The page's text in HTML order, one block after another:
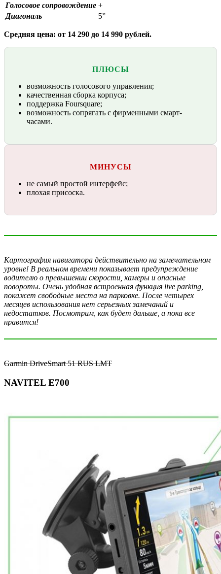
Голосовое сопровождение +
Диагональ
5”
Средняя цена: от 14 290 до 14 990 рублей.
ПЛЮСЫ
возможность голосового управления;
качественная сборка корпуса;
поддержка Foursquare;
возможность сопрягать с фирменными смарт-
часами.
МИНУСЫ
не самый простой интерфейс;
плохая присоска.
Картография навигатора действительно на замечательном
уровне! В реальном времени показывает предупреждение
водителю о превышении скорости, камеры и опасные
повороты. Очень удобная встроенная функция live parking,
покажет свободные места на парковке. После четырех
месяцев использования нет серьезных замечаний и
недостатков. Посмотрим, как будет дальше, а пока все
нравится!
Garmin DriveSmart 51 RUS LMT
NAVITEL E700